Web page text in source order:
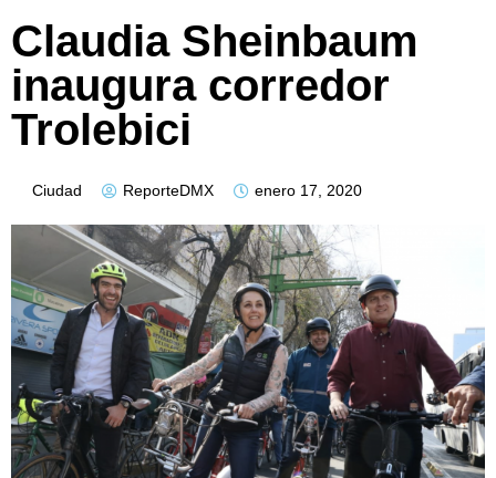
Claudia Sheinbaum
inaugura corredor
Trolebici
Ciudad ReporteDMX enero 17, 2020